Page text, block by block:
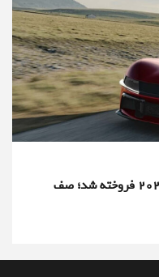
تمامی محصولات فراری تا پایان سال ۲۰۲۷ فروخته شد؛ صف